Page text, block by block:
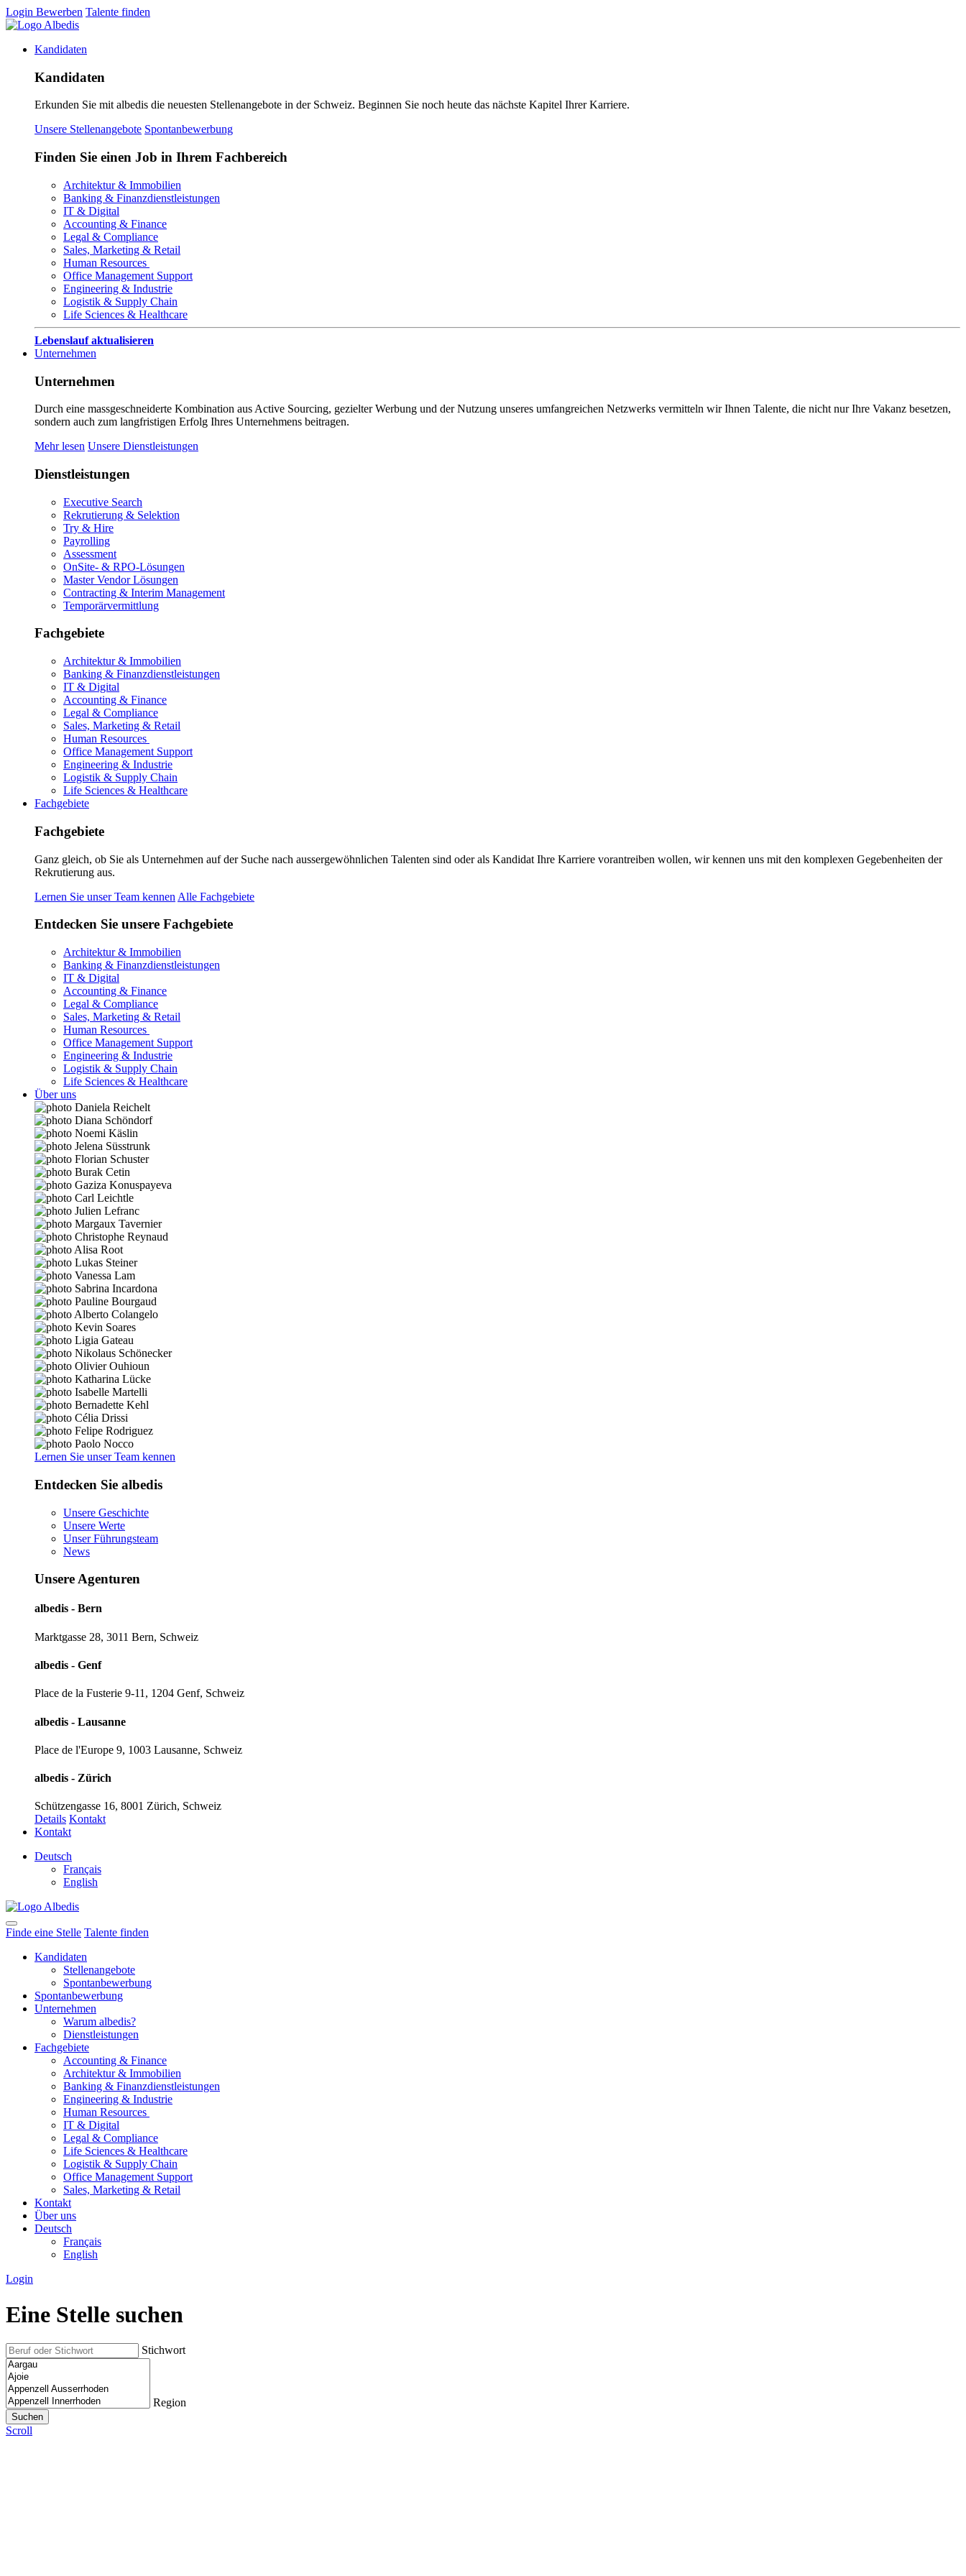
Login Bewerben Talente finden
Kandidaten
Kandidaten
Erkunden Sie mit albedis die neuesten Stellenangebote in der Schweiz. Beginnen Sie noch heute das nächste Kapitel Ihrer Karriere.
Unsere Stellenangebote Spontanbewerbung
Finden Sie einen Job in Ihrem Fachbereich
Architektur & Immobilien
Banking & Finanzdienstleistungen
IT & Digital
Accounting & Finance
Legal & Compliance
Sales, Marketing & Retail
Human Resources
Office Management Support
Engineering & Industrie
Logistik & Supply Chain
Life Sciences & Healthcare
Lebenslauf aktualisieren
Unternehmen
Unternehmen
Durch eine massgeschneiderte Kombination aus Active Sourcing, gezielter Werbung und der Nutzung unseres umfangreichen Netzwerks vermitteln wir Ihnen Talente, die nicht nur Ihre Vakanz besetzen,
sondern auch zum langfristigen Erfolg Ihres Unternehmens beitragen.
Mehr lesen Unsere Dienstleistungen
Dienstleistungen
Executive Search
Rekrutierung & Selektion
Try & Hire
Payrolling
Assessment
OnSite- & RPO-Lösungen
Master Vendor Lösungen
Contracting & Interim Management
Temporärvermittlung
Fachgebiete
Architektur & Immobilien
Banking & Finanzdienstleistungen
IT & Digital
Accounting & Finance
Legal & Compliance
Sales, Marketing & Retail
Human Resources
Office Management Support
Engineering & Industrie
Logistik & Supply Chain
Life Sciences & Healthcare
Fachgebiete
Fachgebiete
Ganz gleich, ob Sie als Unternehmen auf der Suche nach aussergewöhnlichen Talenten sind oder als Kandidat Ihre Karriere vorantreiben wollen, wir kennen uns mit den komplexen Gegebenheiten der
Rekrutierung aus.
Lernen Sie unser Team kennen Alle Fachgebiete
Entdecken Sie unsere Fachgebiete
Architektur & Immobilien
Banking & Finanzdienstleistungen
IT & Digital
Accounting & Finance
Legal & Compliance
Sales, Marketing & Retail
Human Resources
Office Management Support
Engineering & Industrie
Logistik & Supply Chain
Life Sciences & Healthcare
Über uns
Lernen Sie unser Team kennen
Entdecken Sie albedis
Unsere Geschichte
Unsere Werte
Unser Führungsteam
News
Unsere Agenturen
albedis - Bern
Marktgasse 28, 3011 Bern, Schweiz
albedis - Genf
Place de la Fusterie 9-11, 1204 Genf, Schweiz
albedis - Lausanne
Place de l'Europe 9, 1003 Lausanne, Schweiz
albedis - Zürich
Schützengasse 16, 8001 Zürich, Schweiz
Details Kontakt
Kontakt
Deutsch
Français
English
Finde eine Stelle Talente finden
Kandidaten
Stellenangebote
Spontanbewerbung
Spontanbewerbung
Unternehmen
Warum albedis?
Dienstleistungen
Fachgebiete
Accounting & Finance
Architektur & Immobilien
Banking & Finanzdienstleistungen
Engineering & Industrie
Human Resources
IT & Digital
Legal & Compliance
Life Sciences & Healthcare
Logistik & Supply Chain
Office Management Support
Sales, Marketing & Retail
Kontakt
Über uns
Deutsch
Français
English
Login
Eine Stelle suchen
Stichwort
Region
Scroll